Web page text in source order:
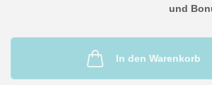
und
In den Warenkorb